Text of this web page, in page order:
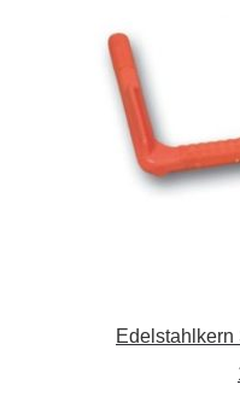
Arbeitskleidung
Edelstahlkern